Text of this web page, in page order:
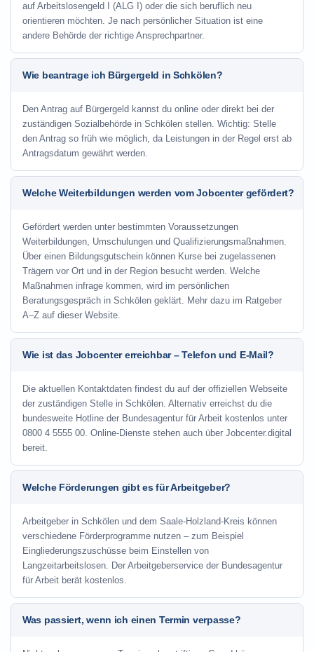
auf Arbeitslosengeld I (ALG I) oder die sich beruflich neu
orientieren möchten. Je nach persönlicher Situation ist eine
andere Behörde der richtige Ansprechpartner.
Wie beantrage ich Bürgergeld in Schkölen?
Den Antrag auf Bürgergeld kannst du online oder direkt bei der
zuständigen Sozialbehörde in Schkölen stellen. Wichtig: Stelle
den Antrag so früh wie möglich, da Leistungen in der Regel erst ab
Antragsdatum gewährt werden.
Welche Weiterbildungen werden vom Jobcenter gefördert?
Gefördert werden unter bestimmten Voraussetzungen
Weiterbildungen, Umschulungen und Qualifizierungsmaßnahmen.
Über einen Bildungsgutschein können Kurse bei zugelassenen
Trägern vor Ort und in der Region besucht werden. Welche
Maßnahmen infrage kommen, wird im persönlichen
Beratungsgespräch in Schkölen geklärt. Mehr dazu im Ratgeber
A–Z auf dieser Website.
Wie ist das Jobcenter erreichbar – Telefon und E-Mail?
Die aktuellen Kontaktdaten findest du auf der offiziellen Webseite
der zuständigen Stelle in Schkölen. Alternativ erreichst du die
bundesweite Hotline der Bundesagentur für Arbeit kostenlos unter
0800 4 5555 00. Online-Dienste stehen auch über Jobcenter.digital
bereit.
Welche Förderungen gibt es für Arbeitgeber?
Arbeitgeber in Schkölen und dem Saale-Holzland-Kreis können
verschiedene Förderprogramme nutzen – zum Beispiel
Eingliederungszuschüsse beim Einstellen von
Langzeitarbeitslosen. Der Arbeitgeberservice der Bundesagentur
für Arbeit berät kostenlos.
Was passiert, wenn ich einen Termin verpasse?